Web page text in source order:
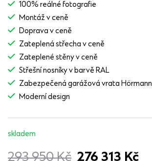
100% reálné fotografie
Montáž v ceně
Doprava v ceně
Zateplená střecha v ceně
Zateplené stěny v ceně
Střešní nosníky v barvě RAL
Zabezpečená garážová vrata Hörmann
Moderní design
skladem
293 950Kč 276 313 Kč